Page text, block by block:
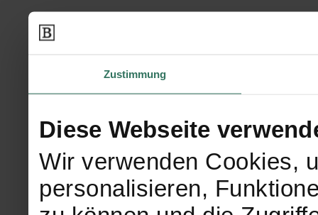
Zustimmung
Diese Webseite
Wir verwenden Cookies,
personalisieren,